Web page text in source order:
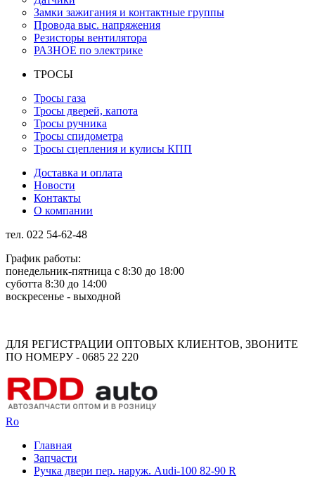
Замки зажигания и контактные группы
Провода выс. напряжения
Резисторы вентилятора
РАЗНОЕ по электрике
ТРОСЫ
Тросы газа
Тросы дверей, капота
Тросы ручника
Тросы спидометра
Тросы сцепления и кулисы КПП
Доставка и оплата
Новости
Контакты
О компании
тел. 022 54-62-48
График работы:
понедельник-пятница с 8:30 до 18:00
суботта 8:30 до 14:00
воскресенье - выходной
ДЛЯ РЕГИСТРАЦИИ ОПТОВЫХ КЛИЕНТОВ, ЗВОНИТЕ
ПО НОМЕРУ - 0685 22 220
Ro
Главная
Запчасти
Ручка двери пер. наруж. Audi-100 82-90 R